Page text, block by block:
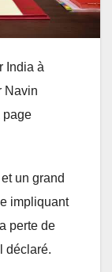
India à
Navin
page
un grand
impliquant
perte de
déclaré.